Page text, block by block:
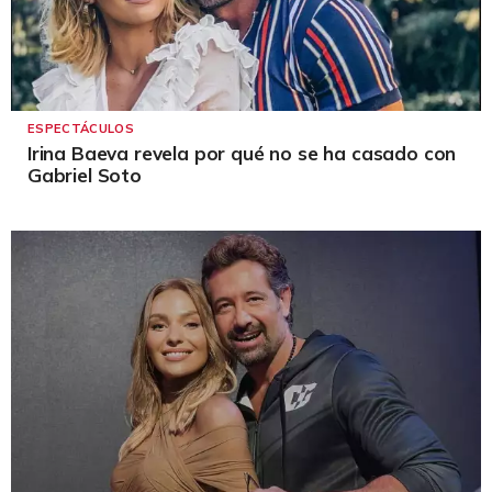
ESPECTÁCULOS
Irina Baeva revela por qué no se ha casado con
Gabriel Soto